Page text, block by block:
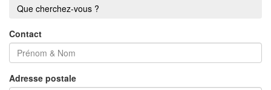
Que cherchez-vous ?
Contact
Adresse postale